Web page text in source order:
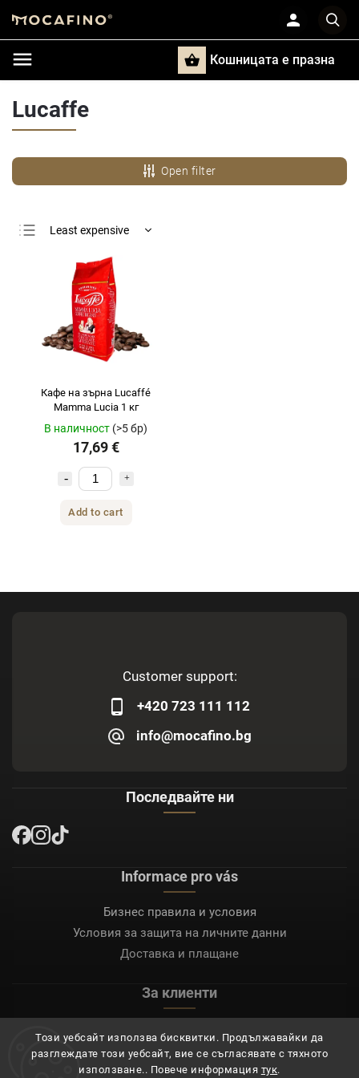
Този уебсайт използва бисквитки. Продължавайки да
разглеждате този уебсайт, вие се съгласявате с тяхното
използване.. Повече информация тук.
Кошницата e празна
Lucaffe
Open filter
Least expensive
Most expensive
Bestsellers
Alphabetically
Кафе на зърна Lucaffé
Mamma Lucia 1 кг
В наличност (>5 бр)
17,69 €
Add to cart
Customer support:
+420 723 111 112
info@mocafino.bg
Последвайте ни
Informace pro vás
Бизнес правила и условия
Условия за защита на личните данни
Доставка и плащане
За клиенти
Регистрация
Вход